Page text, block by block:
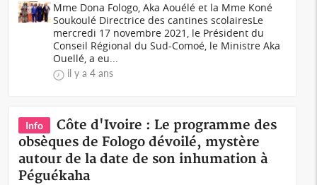
Mme Dona Fologo, Aka Aouélé et la Mme Koné
Soukoulé Directrice des cantines scolairesLe
mercredi 17 novembre 2021, le Président du
Conseil Régional du Sud-Comoé, le Ministre Aka
Ouellé, a eu...
il y a 4 ans
Info
Côte d'Ivoire : Le programme des
obsèques de Fologo dévoilé, mystère
autour de la date de son inhumation à
Péguékaha